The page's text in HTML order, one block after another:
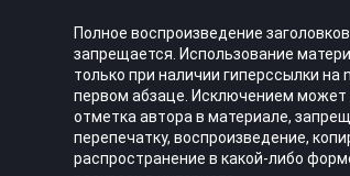
Полное воспроизведение
запрещается. Использование
только при наличии гиперссылки на
первом абзаце. Исключением может
отметка автора в материале,
перепечатку, воспроизведение,
распространение в какой-либо